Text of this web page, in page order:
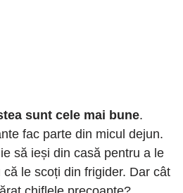
sunt cele mai bune.
fac parte din micul dejun.
să ieși din casă pentru a le
le scoți din frigider. Dar cât